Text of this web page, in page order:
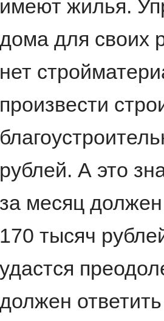
имеют жилья.
дома для своих
нет
произвести
рублей. А это
за месяц
170 тысяч
удастся
должен